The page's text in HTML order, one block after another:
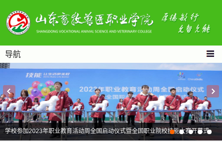
导航
学校参加2023年职业教育活动周全国启动仪式暨全国职业院校技能大赛开幕式